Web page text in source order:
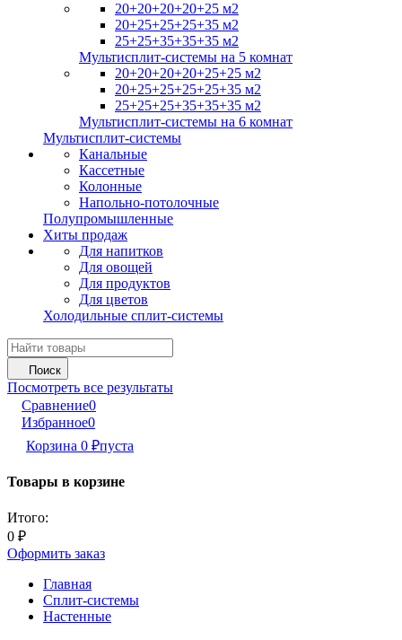
20+20+20+20+25 м2
20+25+25+25+35 м2
25+25+35+35+35 м2
Мультисплит-системы на 5 комнат
20+20+20+20+25+25 м2
20+25+25+25+25+35 м2
25+25+25+35+35+35 м2
Мультисплит-системы на 6 комнат
Мультисплит-системы
Канальные
Кассетные
Колонные
Напольно-потолочные
Полупромышленные
Хиты продаж
Для напитков
Для овощей
Для продуктов
Для цветов
Холодильные сплит-системы
Поиск
Посмотреть все результаты
Сравнение0
Избранное0
Корзина 0 ₽пуста
Товары в корзине
Итого:
0 ₽
Оформить заказ
Главная
Сплит-системы
Настенные